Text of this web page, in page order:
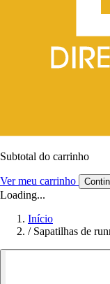
Subtotal do carrinho
Ver meu carrinho
Loading...
Início
/ Sapatilhas de